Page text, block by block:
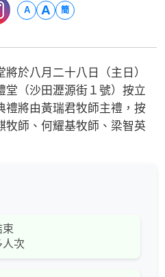
A A 簡
於八月二十八日（主日）
堂（沙田瀝源街１號）按立
禮將由黃瑞君牧師主禮，按
牧師、何耀基牧師、梁智英
束
次